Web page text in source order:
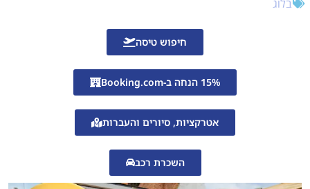
בלוג
חיפוש טיסה
15% הנחה ב-Booking.com
אטרקציות, סיורים והעברות
השכרת רכב